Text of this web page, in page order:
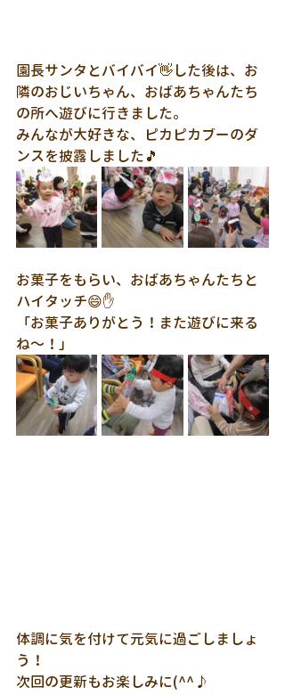
園長サンタとバイバイ👋した後は、お
隣のおじいちゃん、おばあちゃんたち
の所へ遊びに行きました。
みんなが大好きな、ピカピカブーのダ
ンスを披露しました🎵
お菓子をもらい、おばあちゃんたちと
ハイタッチ😄✋
「お菓子ありがとう！また遊びに来る
ね～！」
体調に気を付けて元気に過ごしましょ
う！
次回の更新もお楽しみに(^^♪